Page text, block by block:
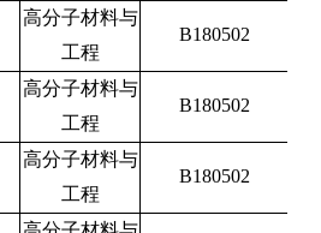
高分子材料与
工程
B180502
高分子材料与
工程
B180502
高分子材料与
工程
B180502